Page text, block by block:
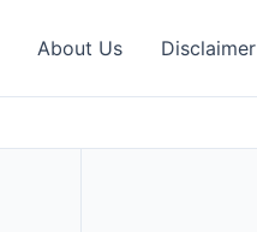
About Us Disclaimer